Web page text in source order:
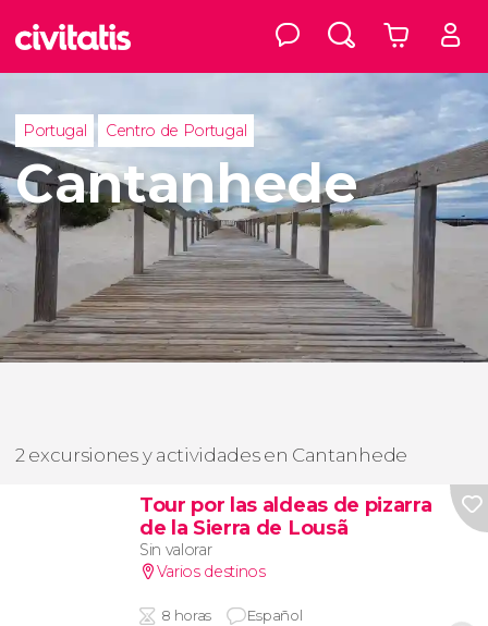
Portugal Centro de Portugal
Cantanhede
2 excursiones y actividades en Cantanhede
Tour por las aldeas de pizarra
de la Sierra de Lousã
Sin valorar
Varios destinos
8 horas Español